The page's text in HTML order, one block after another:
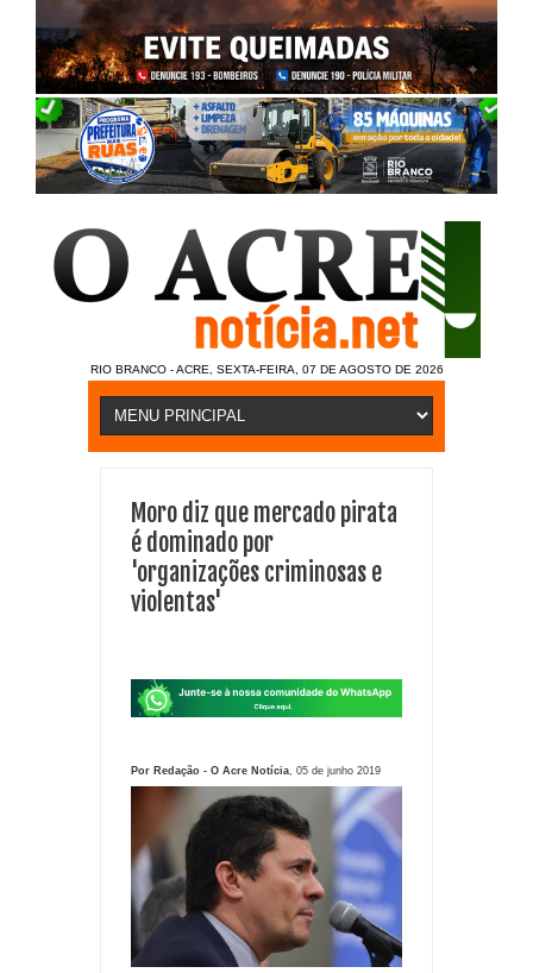
RIO BRANCO - ACRE, SEXTA-FEIRA, 07 DE AGOSTO DE 2026
Moro diz que mercado pirata
é dominado por
'organizações criminosas e
violentas'
Por Redação - O Acre Notícia , 05 de junho 2019